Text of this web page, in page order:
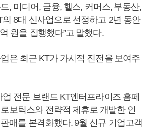
, 미디어, 금융, 헬스, 커머스, 부동산,
의 8대 신사업으로 선정하고 2년 동안
원을 집행했다”고 말했다.
은 최근 KT가 가시적 진전을 보여주
전문 브랜드 KT엔터프라이즈 홈페
보틱스와 전략적 제휴로 개발한 인
매를 본격화했다. 9월 신규 기업고객